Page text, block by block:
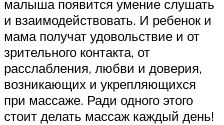
малыша появится умение слушать
и взаимодействовать. И ребенок и
мама получат удовольствие и от
зрительного контакта, от
расслабления, любви и доверия,
возникающих и укрепляющихся
при массаже. Ради одного этого
стоит делать массаж каждый день!